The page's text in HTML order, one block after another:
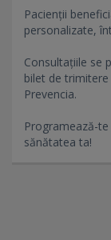
Pacienții
personalizate,
Consultațiile se
bilet de trimitere
Prevencia.
Programează-
sănătatea ta!